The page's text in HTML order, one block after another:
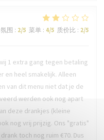
氛围 : 2/5 菜单 : 4/5 质价比 : 2/5
1 extra gang tegen betaling
en heel smakelijk. Alleen
van dit menu niet dat je de
werden ook nog apart
deze drankjes (kleine
nog vrij prijzig. Ons "gratis"
toch nog ruim €70. Dus